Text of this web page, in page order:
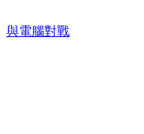
與電腦對戰